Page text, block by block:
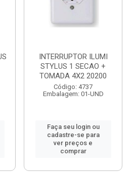
INTERRUPTOR ILUMI
STYLUS 1 SECAO +
TOMADA 4X2 20200
Código: 4737
Embalagem: 01-UND
Faça seu login ou
cadastre-se para
ver preços e
comprar